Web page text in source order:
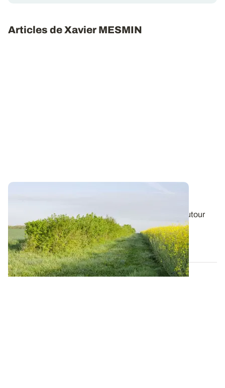
Articles de Xavier MESMIN
L’année 2023 a été agitée par diverses actualités autour
des haies, un sujet qui se...
26 JUILL. 2024